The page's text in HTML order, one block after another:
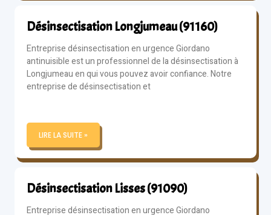
Désinsectisation Longjumeau (91160)
Entreprise désinsectisation en urgence Giordano
antinuisible est un professionnel de la désinsectisation à
Longjumeau en qui vous pouvez avoir confiance. Notre
entreprise de désinsectisation et
LIRE LA SUITE »
Désinsectisation Lisses (91090)
Entreprise désinsectisation en urgence Giordano